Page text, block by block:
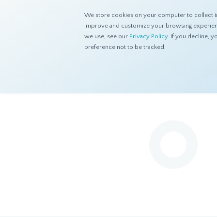
We store cookies on your computer to collect
improve and customize your browsing
we use, see our Privacy Policy. If you decline,
preference not to be tracked.
产品 移动端调研平台